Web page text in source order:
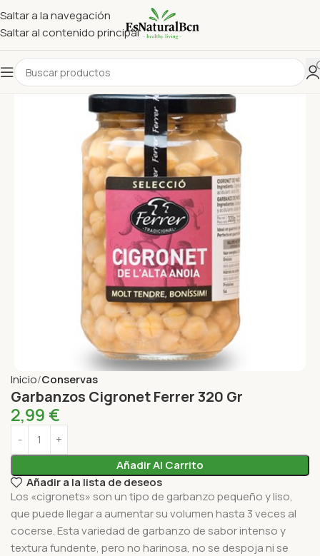
Saltar a la navegación
Saltar al contenido principal
Inicio Conservas
Garbanzos Cigronet Ferrer 320 Gr
2,99 €
Añadir Al Carrito
Añadir a la lista de deseos
Los «cigronets» son un tipo de garbanzo pequeño y liso,
que puede llegar a aumentar su volumen hasta 3 veces al
cocerse. Esta variedad de garbanzo de sabor intenso y
textura fundente, pero no harinosa, no se despoja ni se